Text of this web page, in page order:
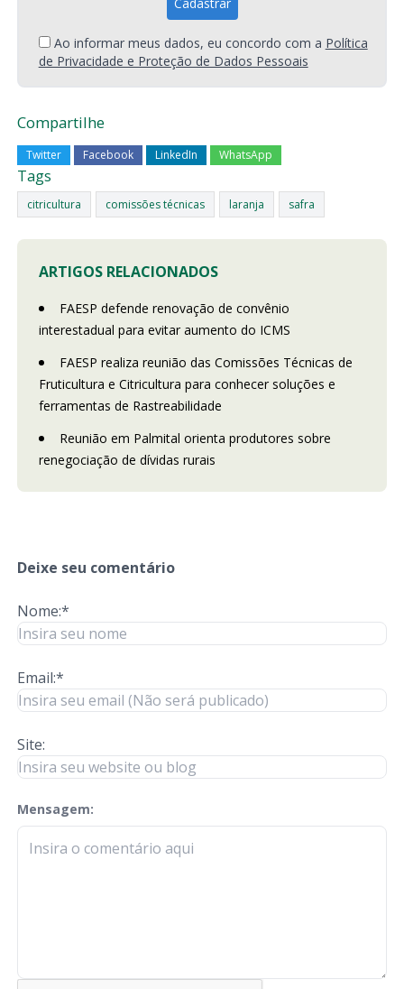
Ao informar meus dados, eu concordo com a Política
de Privacidade e Proteção de Dados Pessoais
Compartilhe
Twitter Facebook LinkedIn WhatsApp
Tags
citricultura comissões técnicas laranja safra
ARTIGOS RELACIONADOS
FAESP defende renovação de convênio
interestadual para evitar aumento do ICMS
FAESP realiza reunião das Comissões Técnicas de
Fruticultura e Citricultura para conhecer soluções e
ferramentas de Rastreabilidade
Reunião em Palmital orienta produtores sobre
renegociação de dívidas rurais
Deixe seu comentário
Nome:*
Email:*
Site:
Mensagem:
check-terms